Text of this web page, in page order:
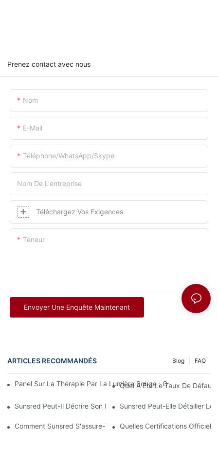
Prenez contact avec nous
Nom
E-Mail
Téléphone/WhatsApp/Skype
Nom De L'entreprise
Téléchargez Vos Exigences
Teneur
Envoyer Une Enquête Maintenant
ARTICLES RECOMMANDÉS FAQ
Blog
Panel Sur La Thérapie Par La Lumière Rouge : Combien De
Quel A Été Le Taux De
Sunsred Peut-Il Décrire Son Processus D'assemblage Et De
Sunsred Peut-Elle Détailler
Comment Sunsred S'assure-T-Il Que Différents Lots De
Quelles Certifications